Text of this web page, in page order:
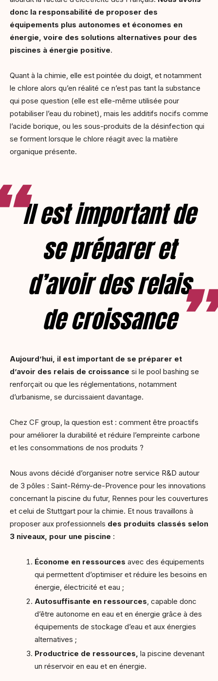
donc la responsabilité de proposer des
équipements plus autonomes et économes en
énergie, voire des solutions alternatives pour des
piscines à énergie positive.
Quant à la chimie, elle est pointée du doigt, et notamment
le chlore alors qu’en réalité ce n’est pas tant la substance
qui pose question (elle est elle-même utilisée pour
potabiliser l’eau du robinet), mais les additifs nocifs comme
l’acide borique, ou les sous-produits de la désinfection qui
se forment lorsque le chlore réagit avec la matière
organique présente.
Il est important de
se préparer et
d’avoir des relais
de croissance
Aujourd’hui, il est important de se préparer et
d’avoir des relais de croissance si le pool bashing se
renforçait ou que les réglementations, notamment
d’urbanisme, se durcissaient davantage.
Chez CF group, la question est : comment être proactifs
pour améliorer la durabilité et réduire l’empreinte carbone
et les consommations de nos produits ?
Nous avons décidé d’organiser notre service R&D autour
de 3 pôles : Saint-Rémy-de-Provence pour les innovations
concernant la piscine du futur, Rennes pour les couvertures
et celui de Stuttgart pour la chimie. Et nous travaillons à
proposer aux professionnels des produits classés selon
3 niveaux, pour une piscine :
Économe en ressources avec des équipements
qui permettent d’optimiser et réduire les besoins en
énergie, électricité et eau ;
Autosuffisante en ressources, capable donc
d’être autonome en eau et en énergie grâce à des
équipements de stockage d’eau et aux énergies
alternatives ;
Productrice de ressources, la piscine devenant
un réservoir en eau et en énergie.